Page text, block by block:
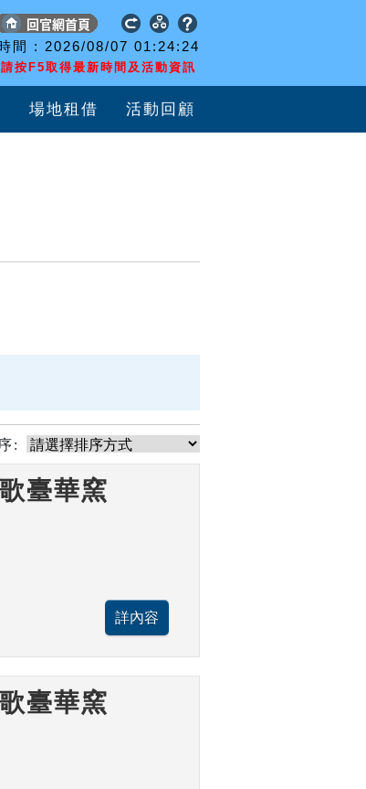
間 : 2026/08/07 01:24:24
按F5取得最新時間及活動資訊
場地租借 活動回顧
:
臺華窯
臺華窯